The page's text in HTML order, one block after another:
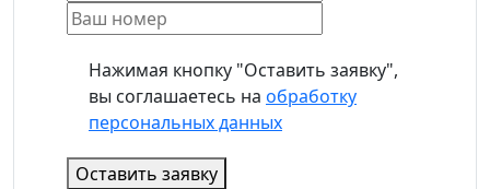
Нажимая кнопку "Оставить заявку",
вы соглашаетесь на обработку
персональных данных
Оставить заявку